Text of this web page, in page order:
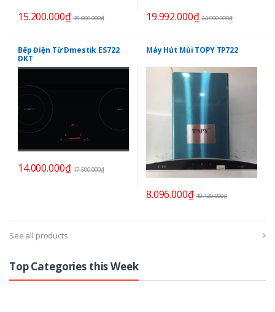
15.200.000₫ 19.000.000₫ 19.992.000₫ 24.990.000₫
Bếp Điện Từ Dmestik ES722
DKT
14.000.000₫ 17.500.000₫
Máy Hút Mùi TOPY TP722
8.096.000₫ 10.120.000₫
See all products
Top Categories this Week